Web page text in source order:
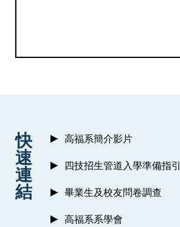
快
速
連
結
高福系簡介影片
四技招生管道入學準備指引
畢業生及校友問卷調查
高福系系學會